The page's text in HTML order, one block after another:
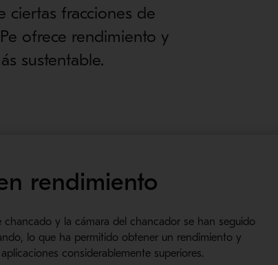
ciertas fracciones de
ofrece rendimiento y
sustentable.
rendimiento
chancado y la cámara del chancador se han seguido
lo que ha permitido obtener un rendimiento y
considerablemente superiores.